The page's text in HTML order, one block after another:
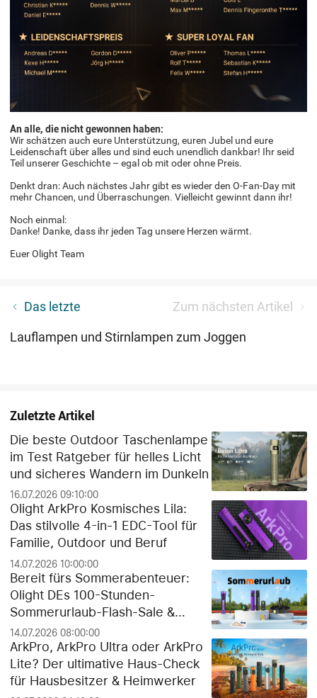
An alle, die nicht gewonnen haben:
Wir schätzen auch eure Unterstützung, euren Jubel und eure
Leidenschaft über alles und sind euch unendlich dankbar! ​​Ihr seid
Teil unserer Geschichte – egal ob mit oder ohne Preis.​​
Denkt dran: Auch nächstes Jahr gibt es wieder den O-Fan-Day mit
mehr Chancen, und Überraschungen. Vielleicht gewinnt dann ihr!
​​Noch einmal:
Danke! Danke, dass ihr jeden Tag unsere Herzen wärmt.
Euer Olight Team
Das letzte Zum nächsten Artikel
Kupfer – Spuren des Lebens und der Zeit
Lauflampen und Stirnlampen zum Joggen
Zuletzte Artikel
Die beste Outdoor Taschenlampe
im Test Ratgeber für helles Licht
und sicheres Wandern im Dunkeln
16.07.2026 09:10:00
Olight ArkPro Kosmisches Lila:
Das stilvolle 4-in-1 EDC-Tool für
Familie, Outdoor und Beruf
14.07.2026 10:00:00
Bereit fürs Sommerabenteuer:
Olight DEs 100-Stunden-
Sommerurlaub-Flash-Sale &
exklusiver Gratis-Geschenk-
Guide!
14.07.2026 08:00:00
ArkPro, ArkPro Ultra oder ArkPro
Lite? Der ultimative Haus-Check
für Hausbesitzer & Heimwerker